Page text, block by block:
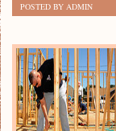
POSTED BY ADMIN